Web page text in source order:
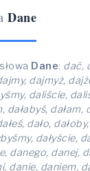
Dane
Dane: dać,
dajmyż,
daliście,
dałabyś, dałam,
dało,
dałyście,
danego, danej,
danie, daniem,